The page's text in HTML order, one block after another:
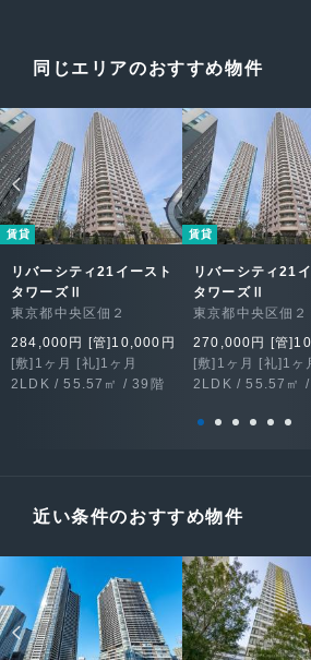
同じエリアのおすすめ物件
賃貸
リバーシティ21イースト
タワーズⅡ
東京都中央区佃２
284,000円 [管]10,000円
[敷]1ヶ月 [礼]1ヶ月
2LDK / 55.57㎡ / 39階
賃貸
リバーシティ21
タワーズⅡ
東京都中央区佃２
270,000円 [管
[敷]1ヶ月 [礼]1ヶ
2LDK / 55.57㎡
近い条件のおすすめ物件